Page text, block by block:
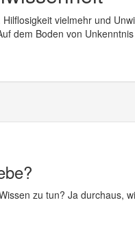
vielmehr und
dem Boden von
zu tun? Ja durchaus,